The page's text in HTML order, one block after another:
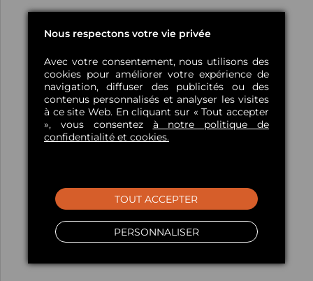
Nous respectons votre vie privée
Avec votre consentement, nous utilisons des
cookies pour améliorer votre expérience de
navigation, diffuser des publicités ou des
contenus personnalisés et analyser les visites
à ce site Web. En cliquant sur « Tout accepter
», vous consentez à notre politique de
confidentialité et cookies.
PERSONNALISER
TOUT ACCEPTER